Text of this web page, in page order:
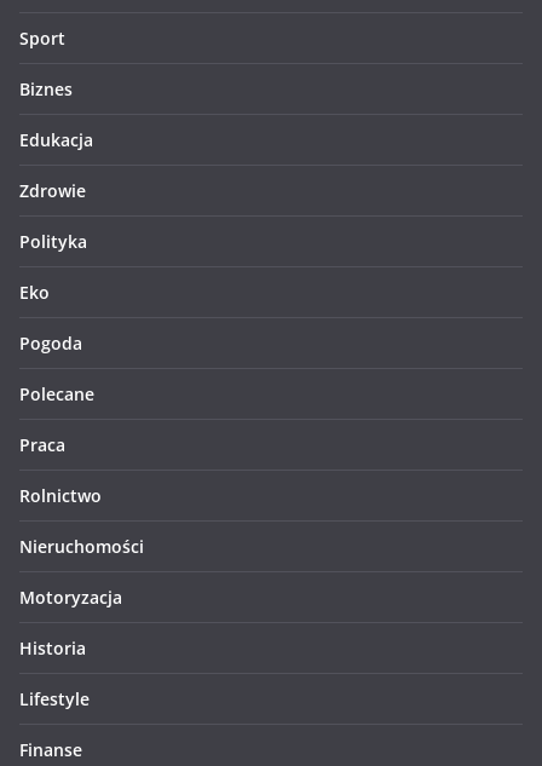
Sport
Biznes
Edukacja
Zdrowie
Polityka
Eko
Pogoda
Polecane
Praca
Rolnictwo
Nieruchomości
Motoryzacja
Historia
Lifestyle
Finanse